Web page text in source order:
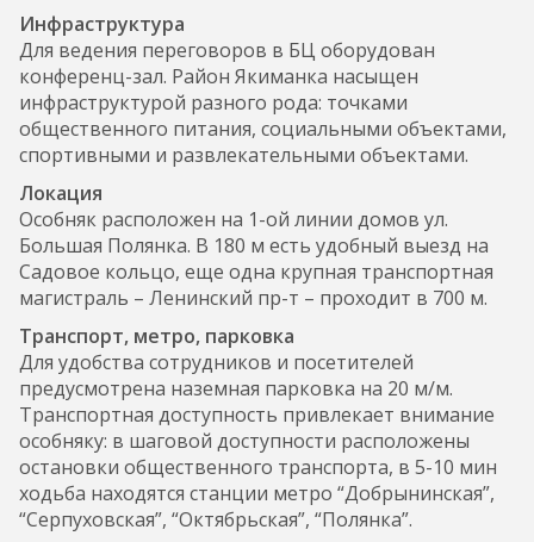
Инфраструктура
Для ведения переговоров в БЦ оборудован
конференц-зал. Район Якиманка насыщен
инфраструктурой разного рода: точками
общественного питания, социальными объектами,
спортивными и развлекательными объектами.
Локация
Особняк расположен на 1-ой линии домов ул.
Большая Полянка. В 180 м есть удобный выезд на
Садовое кольцо, еще одна крупная транспортная
магистраль – Ленинский пр-т – проходит в 700 м.
Транспорт, метро, парковка
Для удобства сотрудников и посетителей
предусмотрена наземная парковка на 20 м/м.
Транспортная доступность привлекает внимание
особняку: в шаговой доступности расположены
остановки общественного транспорта, в 5-10 мин
ходьба находятся станции метро “Добрынинская”,
“Серпуховская”, “Октябрьская”, “Полянка”.